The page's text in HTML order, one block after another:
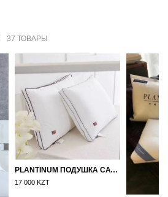
37 ТОВАРЫ
PLANTINUM ПОДУШКА САТИН, ШЕЛК 50Х70
17 000 KZT